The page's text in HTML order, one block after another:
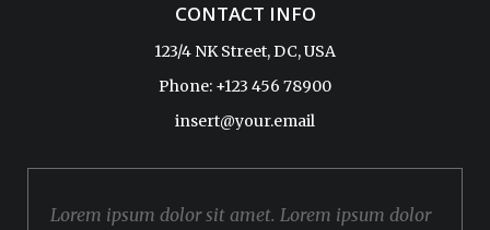
CONTACT INFO
123/4 NK Street, DC, USA
Phone: +123 456 78900
insert@your.email
Lorem ipsum dolor sit amet. Lorem ipsum dolor